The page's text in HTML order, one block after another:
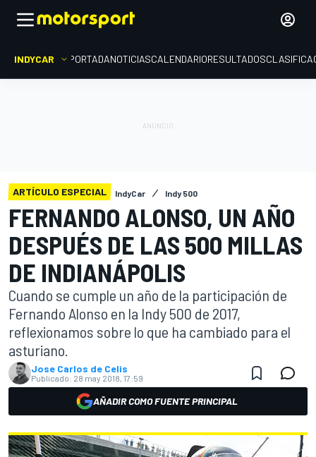
INDYCAR PORTADANOTICIASCALENDARIORESULTADOS
ARTÍCULO ESPECIAL IndyCar Indy 500
FERNANDO ALONSO, UN AÑO
DESPUÉS DE LAS 500 MILLAS
DE INDIANÁPOLIS
Cuando se cumple un año de la participación de
Fernando Alonso en la Indy 500 de 2017,
reflexionamos sobre lo que ha cambiado para el
asturiano.
Jose Carlos de Celis
Publicado: 28 may 2018, 17:59
AÑADIR COMO FUENTE PRINCIPAL